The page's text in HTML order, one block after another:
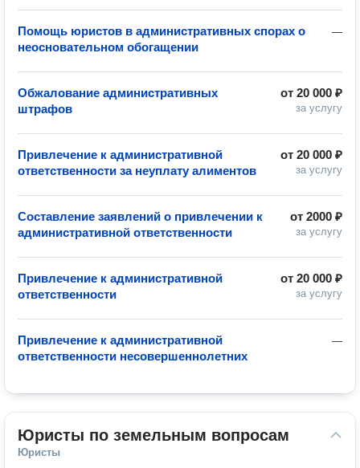
—
Помощь юристов в административных спорах о
неосновательном обогащении
от 20 000 ₽
за услугу
Обжалование административных
штрафов
от 20 000 ₽
за услугу
Привлечение к административной
ответственности за неуплату алиментов
от 2000 ₽
за услугу
Составление заявлений о привлечении к
административной ответственности
от 20 000 ₽
за услугу
Привлечение к административной
ответственности
—
Привлечение к административной
ответственности несовершеннолетних
Юристы по земельным вопросам
Юристы